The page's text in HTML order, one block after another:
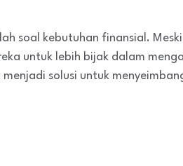
soal kebutuhan finansial.
untuk lebih bijak dalam
solusi untuk